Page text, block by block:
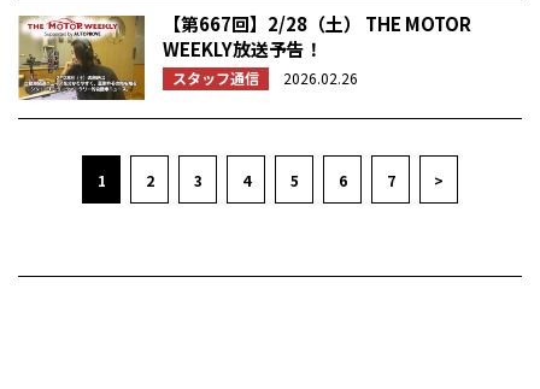
【第667回】2/28（土） THE MOTOR
WEEKLY放送予告！
スタッフ通信 2026.02.26
1 2 3 4 5 6 7 >